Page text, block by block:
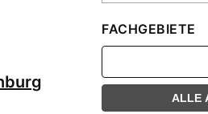
FACHGEBIETE
ALLE